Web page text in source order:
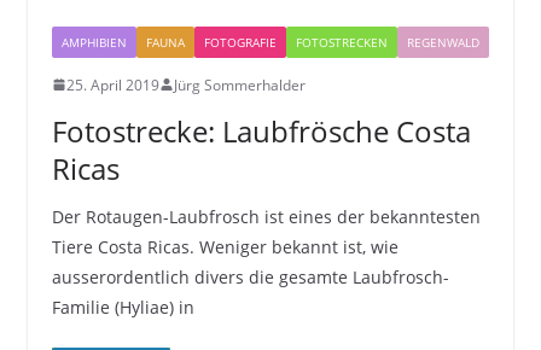
AMPHIBIEN FAUNA FOTOGRAFIE FOTOSTRECKEN REGENWALD
25. April 2019 Jürg Sommerhalder
Fotostrecke: Laubfrösche Costa
Ricas
Der Rotaugen-Laubfrosch ist eines der bekanntesten
Tiere Costa Ricas. Weniger bekannt ist, wie
ausserordentlich divers die gesamte Laubfrosch-
Familie (Hyliae) in